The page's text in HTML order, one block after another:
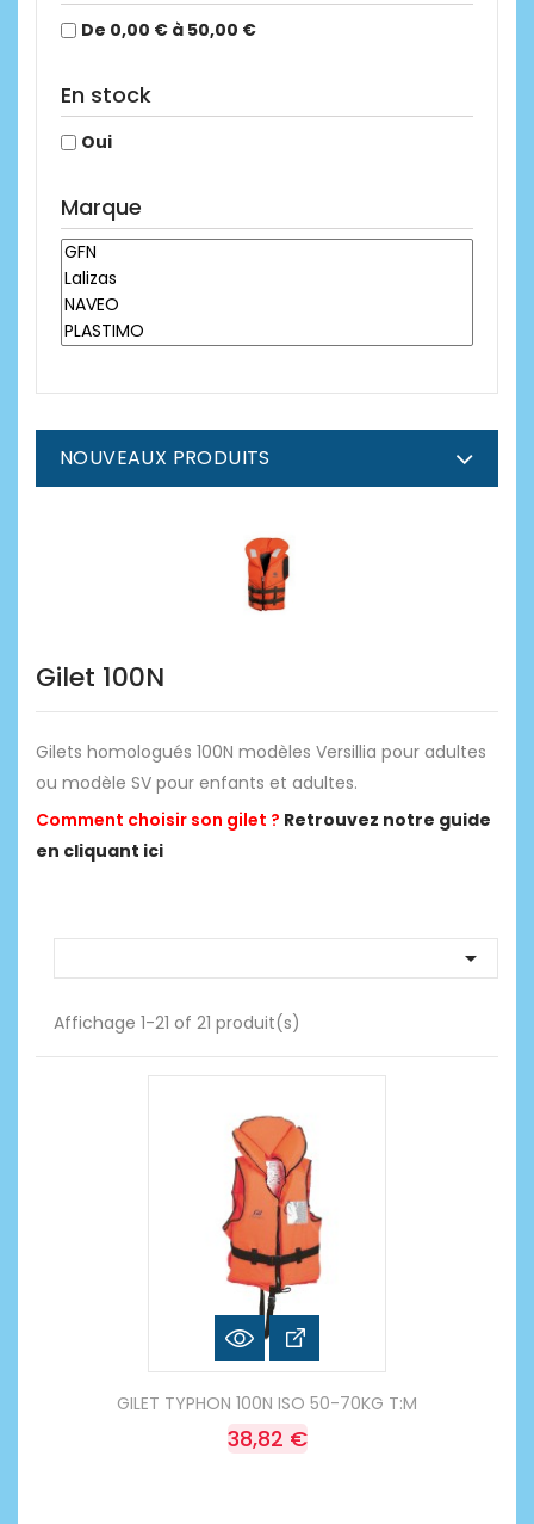
De 0,00 € à 50,00 €
En stock
Oui
Marque
NOUVEAUX PRODUITS
Gilet 100N
Gilets homologués 100N modèles Versillia pour adultes
ou modèle SV pour enfants et adultes.
Comment choisir son gilet ? Retrouvez notre guide
en cliquant ici

Affichage 1-21 of 21 produit(s)
GILET TYPHON 100N ISO 50-70KG T:M
38,82 €